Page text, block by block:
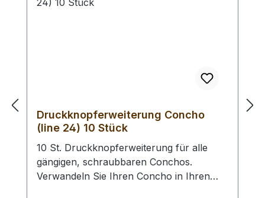
Druckknopferweiterung Concho
(line 24) 10 Stück
10 St. Druckknopferweiterung für alle
gängigen, schraubbaren Conchos.
Verwandeln Sie Ihren Concho in Ihren